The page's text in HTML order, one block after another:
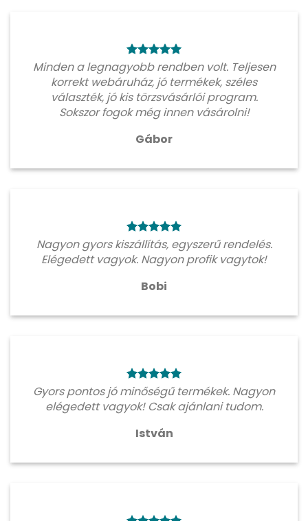
Minden a legnagyobb rendben volt. Teljesen
korrekt webáruház, jó termékek, széles
választék, jó kis törzsvásárlói program.
Sokszor fogok még innen vásárolni!
Gábor
Nagyon gyors kiszállítás, egyszerű rendelés.
Elégedett vagyok. Nagyon profik vagytok!
Bobi
Gyors pontos jó minőségű termékek. Nagyon
elégedett vagyok! Csak ajánlani tudom.
István